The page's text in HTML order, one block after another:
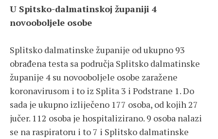
U Spitsko-dalmatinskoj županiji 4
novooboljele osobe
Splitsko dalmatinske županije od ukupno 93
obrađena testa sa područja Splitsko dalmatinske
županije 4 su novooboljele osobe zaražene
koronavirusom i to iz Splita 3 i Podstrane 1. Do
sada je ukupno izliječeno 177 osoba, od kojih 27
jučer. 112 osoba je hospitalizirano. 9 osoba nalazi
se na raspiratoru i to 7 i Splitsko dalmatinske